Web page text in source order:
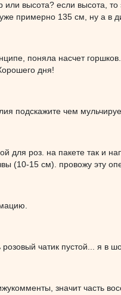
или высота? если высота,
уже примерно 135 см, ну а
поняла насчет
дня!
подскажите чем
для роз. на пакете так и
(10-15 см). провожу эту
розовый чатик пустой... я
значит часть